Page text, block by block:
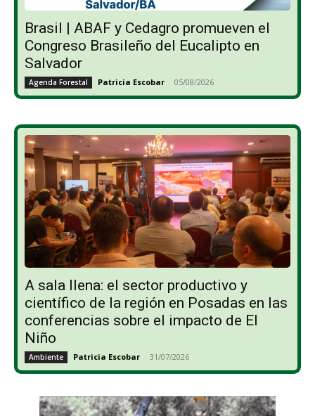
Brasil | ABAF y Cedagro promueven el
Congreso Brasileño del Eucalipto en
Salvador
Agenda Forestal Patricia Escobar - 05/08/2026
A sala llena: el sector productivo y
científico de la región en Posadas en las
conferencias sobre el impacto de El
Niño
Ambiente Patricia Escobar - 31/07/2026